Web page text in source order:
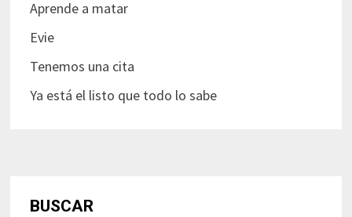
Aprende a matar
Evie
Tenemos una cita
Ya está el listo que todo lo sabe
BUSCAR